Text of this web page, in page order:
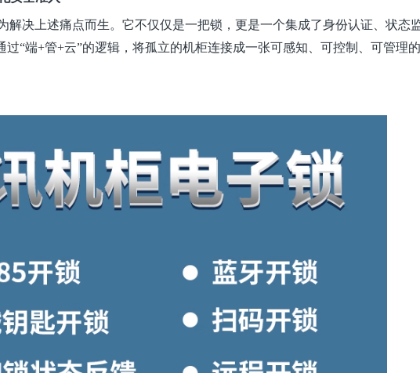
解决上述痛点而生。它不仅仅是一把锁，更是一个集成了身份认证、状态监
“端+管+云”的逻辑，将孤立的机柜连接成一张可感知、可控制、可管理